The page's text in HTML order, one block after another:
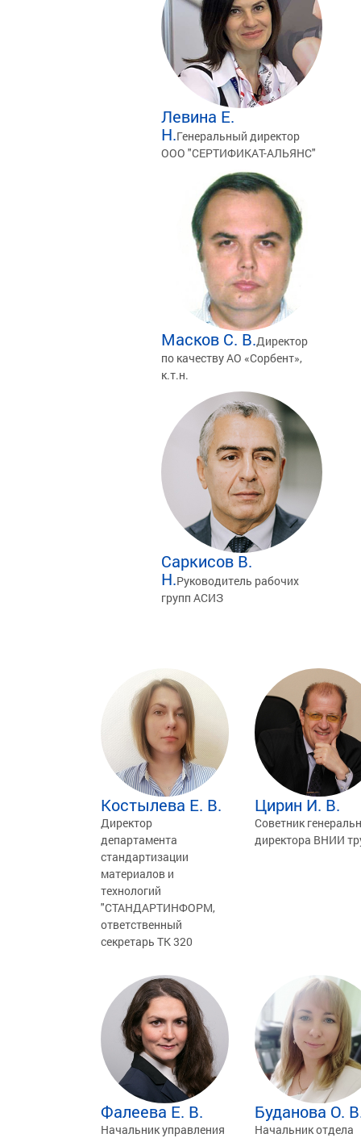
Левина Е.
Н.Генеральный директор
ООО "СЕРТИФИКАТ-АЛЬЯНС"
Масков С. В.Директор
по качеству АО «Сорбент»,
к.т.н.
Саркисов В.
Н.Руководитель рабочих
групп АСИЗ
Костылева Е. В.
Директор
департамента
стандартизации
материалов и
технологий
"СТАНДАРТИНФОРМ,
ответственный
секретарь ТК 320
Цирин И. В.
Советник
директора ВНИИ
Фалеева Е. В.
Начальник управления
Буданова О.
Начальник отдела